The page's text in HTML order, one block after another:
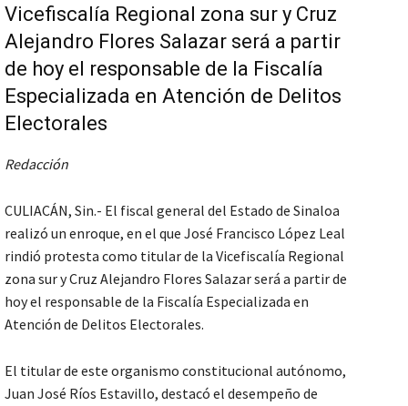
Vicefiscalía Regional zona sur y Cruz
Alejandro Flores Salazar será a partir
de hoy el responsable de la Fiscalía
Especializada en Atención de Delitos
Electorales
Redacción
CULIACÁN, Sin.- El fiscal general del Estado de Sinaloa
realizó un enroque, en el que José Francisco López Leal
rindió protesta como titular de la Vicefiscalía Regional
zona sur y Cruz Alejandro Flores Salazar será a partir de
hoy el responsable de la Fiscalía Especializada en
Atención de Delitos Electorales.
El titular de este organismo constitucional autónomo,
Juan José Ríos Estavillo, destacó el desempeño de